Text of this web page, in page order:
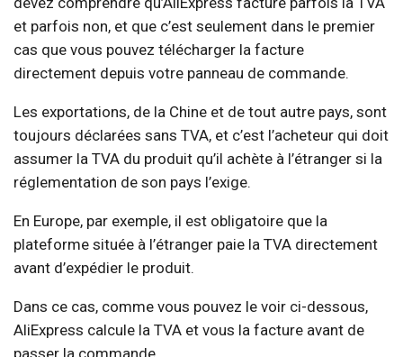
et parfois non, et que c’est seulement dans le premier
cas que vous pouvez télécharger la facture
directement depuis votre panneau de commande.
Les exportations, de la Chine et de tout autre pays, sont
toujours déclarées sans TVA, et c’est l’acheteur qui doit
assumer la TVA du produit qu’il achète à l’étranger si la
réglementation de son pays l’exige.
En Europe, par exemple, il est obligatoire que la
plateforme située à l’étranger paie la TVA directement
avant d’expédier le produit.
Dans ce cas, comme vous pouvez le voir ci-dessous,
AliExpress calcule la TVA et vous la facture avant de
passer la commande.